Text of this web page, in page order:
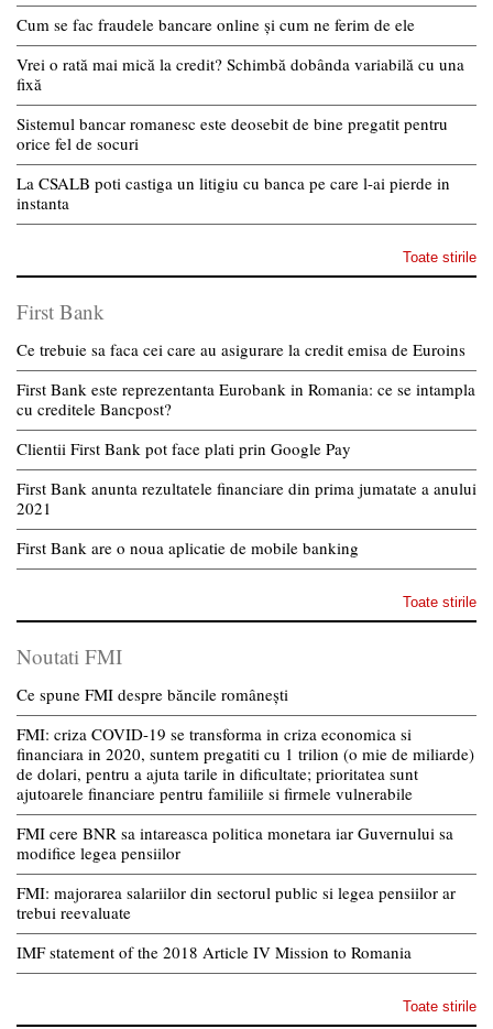
Cum se fac fraudele bancare online și cum ne ferim de ele
Vrei o rată mai mică la credit? Schimbă dobânda variabilă cu una
fixă
Sistemul bancar romanesc este deosebit de bine pregatit pentru
orice fel de socuri
La CSALB poti castiga un litigiu cu banca pe care l-ai pierde in
instanta
Toate stirile
First Bank
Ce trebuie sa faca cei care au asigurare la credit emisa de Euroins
First Bank este reprezentanta Eurobank in Romania: ce se intampla
cu creditele Bancpost?
Clientii First Bank pot face plati prin Google Pay
First Bank anunta rezultatele financiare din prima jumatate a anului
2021
First Bank are o noua aplicatie de mobile banking
Toate stirile
Noutati FMI
Ce spune FMI despre băncile românești
FMI: criza COVID-19 se transforma in criza economica si
financiara in 2020, suntem pregatiti cu 1 trilion (o mie de miliarde)
de dolari, pentru a ajuta tarile in dificultate; prioritatea sunt
ajutoarele financiare pentru familiile si firmele vulnerabile
FMI cere BNR sa intareasca politica monetara iar Guvernului sa
modifice legea pensiilor
FMI: majorarea salariilor din sectorul public si legea pensiilor ar
trebui reevaluate
IMF statement of the 2018 Article IV Mission to Romania
Toate stirile